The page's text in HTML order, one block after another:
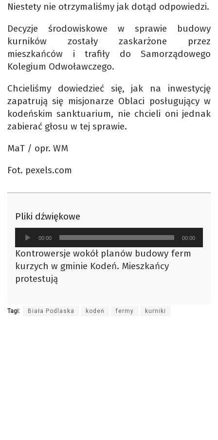
Niestety nie otrzymaliśmy jak dotąd odpowiedzi.
Decyzje środowiskowe w sprawie budowy
kurników zostały zaskarżone przez
mieszkańców i trafiły do Samorządowego
Kolegium Odwoławczego.
Chcieliśmy dowiedzieć się, jak na inwestycję
zapatrują się misjonarze Oblaci posługujący w
kodeńskim sanktuarium, nie chcieli oni jednak
zabierać głosu w tej sprawie.
MaT / opr. WM
Fot. pexels.com
Pliki dźwiękowe
Odtwarzacz
plików
dźwiękowych
00:00 00:00
Kontrowersje wokół planów budowy ferm
kurzych w gminie Kodeń. Mieszkańcy
protestują
Tagi: Biała Podlaska kodeń fermy kurniki